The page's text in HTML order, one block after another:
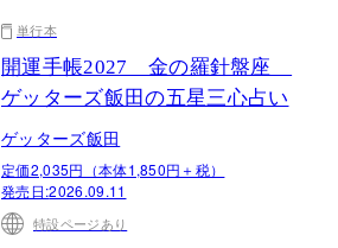
単行本
開運手帳2027 金の羅針盤座
ゲッターズ飯田の五星三心占い
ゲッターズ飯田
定価2,035円（本体1,850円＋税）
発売日:2026.09.11
特設ページあり